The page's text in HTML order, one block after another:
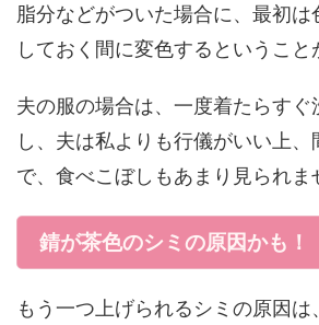
脂分などがついた場合に、最初は
しておく間に変色するということ
夫の服の場合は、一度着たらすぐ
し、夫は私よりも行儀がいい上
で、食べこぼしもあまり見られま
錆が茶色のシミの原因かも！
もう一つ上げられるシミの原因